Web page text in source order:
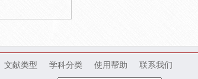
文献类型 学科分类 使用帮助
联系我们